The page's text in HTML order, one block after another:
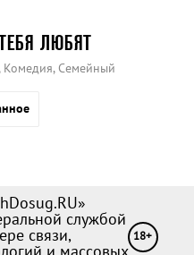
ЛЮБЯТ
Семейный
службой
связи, 18+